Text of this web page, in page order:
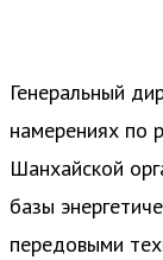
Генеральный
намерениях по
Шанхайской
базы
передовыми